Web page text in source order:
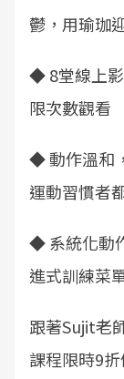
鬱，用瑜珈
◆ 8堂線上
限次數觀看
◆ 動作溫和
運動習慣者
◆ 系統化動
進式訓練菜
跟著Sujit老
課程限時9